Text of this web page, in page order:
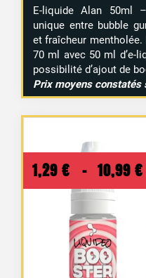
E-liquide Alan 50ml
unique entre bubble
et fraîcheur mentholée.
70 ml avec 50 ml d’e-
possibilité d’ajout de
Prix moyens constatés
1,29 € – 10,99 €